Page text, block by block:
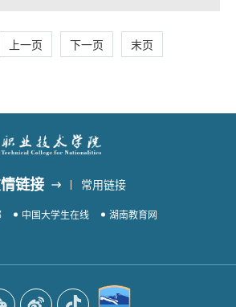
上一页 下一页 末页
链接 常用链接
中国大学生在线
湖南教育网